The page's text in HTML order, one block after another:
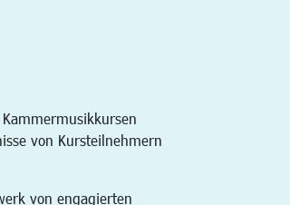
von Kursteilnehmern
von engagierten